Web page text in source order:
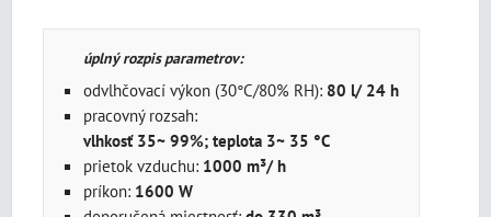
úplný rozpis parametrov:
odvlhčovací výkon (30°C/80% RH): 80 l/ 24 h
pracovný rozsah:
vlhkosť 35~ 99%; teplota 3~ 35 °C
prietok vzduchu: 1000 m³/ h
príkon: 1600 W